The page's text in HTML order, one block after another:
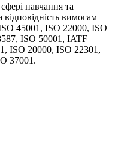
навчання та
вимогам
45001, ISO 22000, ISO
ISO 50001, IATF
ISO 20000, ISO 22301,
37001.